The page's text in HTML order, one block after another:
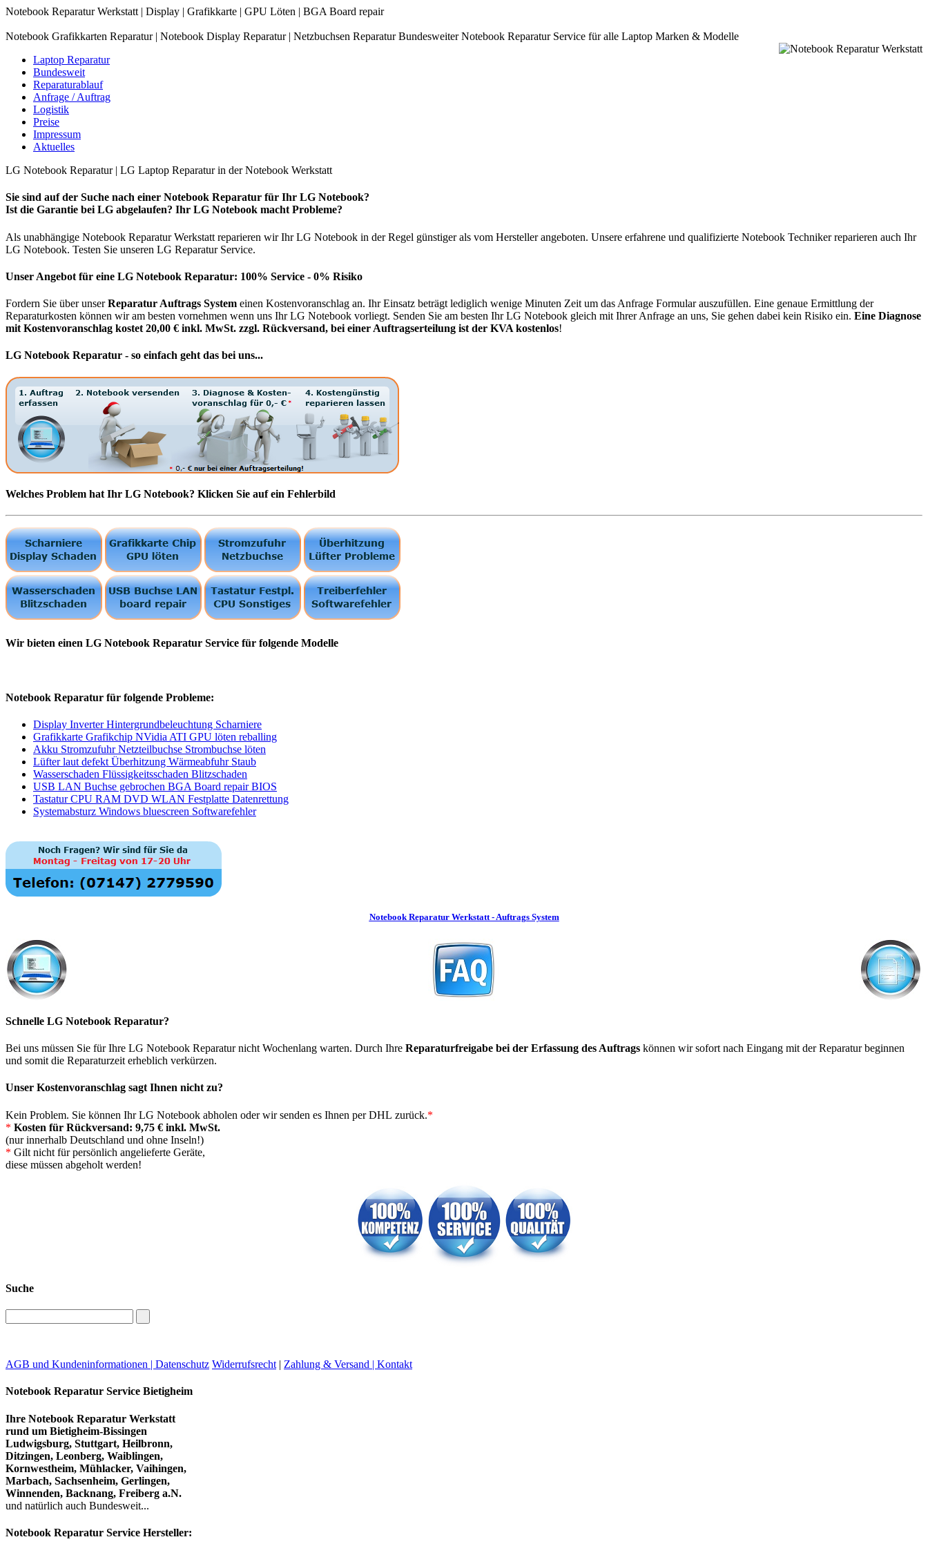
Notebook Reparatur Werkstatt | Display | Grafikkarte | GPU Löten | BGA Board repair
Notebook Grafikkarten Reparatur | Notebook Display Reparatur | Netzbuchsen Reparatur Bundesweiter Notebook Reparatur Service für alle Laptop Marken & Modelle
Laptop Reparatur
Bundesweit
Reparaturablauf
Anfrage / Auftrag
Logistik
Preise
Impressum
Aktuelles
LG Notebook Reparatur | LG Laptop Reparatur in der Notebook Werkstatt
Sie sind auf der Suche nach einer Notebook Reparatur für Ihr LG Notebook?
Ist die Garantie bei LG abgelaufen? Ihr LG Notebook macht Probleme?
Als unabhängige Notebook Reparatur Werkstatt reparieren wir Ihr LG Notebook in der Regel günstiger als vom Hersteller angeboten. Unsere erfahrene und qualifizierte Notebook Techniker reparieren auch Ihr
LG Notebook. Testen Sie unseren LG Reparatur Service.
Unser Angebot für eine LG Notebook Reparatur: 100% Service - 0% Risiko
Fordern Sie über unserReparatur Auftrags System einen Kostenvoranschlag an. Ihr Einsatz beträgt lediglich wenige Minuten Zeit um das Anfrage Formular auszufüllen. Eine genaue Ermittlung der
Reparaturkosten können wir am besten vornehmen wenn uns Ihr LG Notebook vorliegt. Senden Sie am besten Ihr LG Notebook gleich mit Ihrer Anfrage an uns, Sie gehen dabei kein Risiko ein. Eine Diagnose
mit Kostenvoranschlag kostet 20,00 € inkl. MwSt. zzgl. Rückversand, bei einer Auftragserteilung ist der KVA kostenlos!
LG Notebook Reparatur - so einfach geht das bei uns...
Welches Problem hat Ihr LG Notebook? Klicken Sie auf ein Fehlerbild
Wir bieten einen LG Notebook Reparatur Service für folgende Modelle
Notebook Reparatur für folgende Probleme:
Display Inverter Hintergrundbeleuchtung Scharniere
Grafikkarte Grafikchip NVidia ATI GPU löten reballing
Akku Stromzufuhr Netzteilbuchse Strombuchse löten
Lüfter laut defekt Überhitzung Wärmeabfuhr Staub
Wasserschaden Flüssigkeitsschaden Blitzschaden
USB LAN Buchse gebrochen BGA Board repair BIOS
Tastatur CPU RAM DVD WLAN Festplatte Datenrettung
Systemabsturz Windows bluescreen Softwarefehler
Notebook Reparatur Werkstatt - Auftrags System
Schnelle LG Notebook Reparatur?
Bei uns müssen Sie für Ihre LG Notebook Reparatur nicht Wochenlang warten. Durch Ihre Reparaturfreigabe bei der Erfassung des Auftrags können wir sofort nach Eingang mit der Reparatur beginnen
und somit die Reparaturzeit erheblich verkürzen.
Unser Kostenvoranschlag sagt Ihnen nicht zu?
Kein Problem. Sie können Ihr LG Notebook abholen oder wir senden es Ihnen per DHL zurück.*
* Kosten für Rückversand: 9,75 € inkl. MwSt.
(nur innerhalb Deutschland und ohne Inseln!)
* Gilt nicht für persönlich angelieferte Geräte,
diese müssen abgeholt werden!
Suche
AGB und Kundeninformationen | Datenschutz Widerrufsrecht | Zahlung & Versand | Kontakt
Notebook Reparatur Service Bietigheim
Ihre Notebook Reparatur Werkstatt
rund um Bietigheim-Bissingen
Ludwigsburg, Stuttgart, Heilbronn,
Ditzingen, Leonberg, Waiblingen,
Kornwestheim, Mühlacker, Vaihingen,
Marbach, Sachsenheim, Gerlingen,
Winnenden, Backnang, Freiberg a.N.
und natürlich auch Bundesweit...
Notebook Reparatur Service Hersteller: